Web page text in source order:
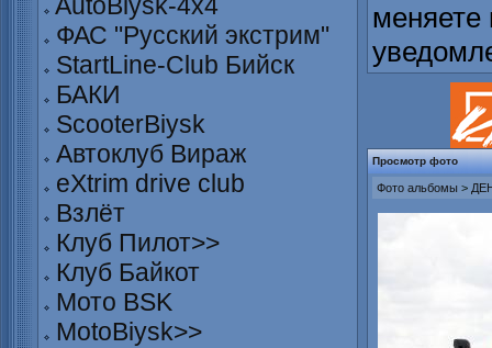
AutoBiysk-4x4
ФАС "Русский экстрим"
StartLine-Club Бийск
БАКИ
ScooterBiysk
Автоклуб Вираж
eXtrim drive club
Взлёт
Клуб Пилот>>
Клуб Байкот
Мото BSK
MotoBiysk>>
меняете
Просмотр фото
Фото альбомы >